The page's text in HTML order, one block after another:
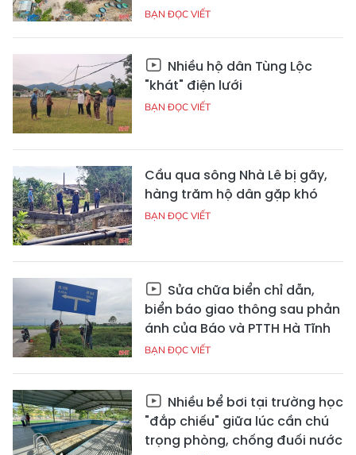
BẠN ĐỌC VIẾT
Nhiều hộ dân Tùng Lộc
"khát" điện lưới
BẠN ĐỌC VIẾT
Cầu qua sông Nhà Lê bị gãy,
hàng trăm hộ dân gặp khó
BẠN ĐỌC VIẾT
Sửa chữa biển chỉ dẫn,
biển báo giao thông sau phản
ánh của Báo và PTTH Hà Tĩnh
BẠN ĐỌC VIẾT
Nhiều bể bơi tại trường học
"đắp chiếu" giữa lúc cần chú
trọng phòng, chống đuối nước